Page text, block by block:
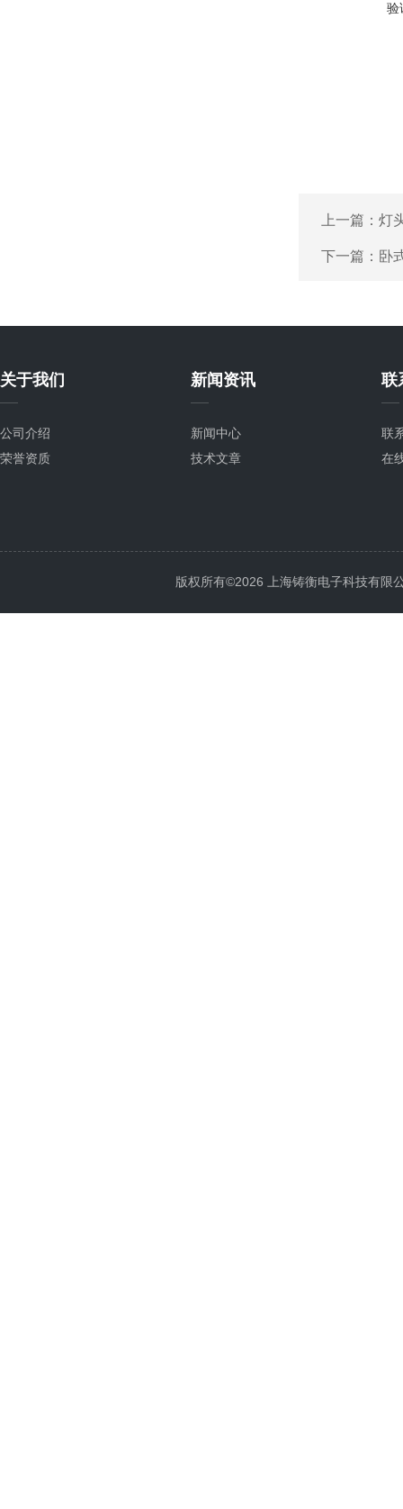
验
上一篇： 灯
下一篇： 卧
关于我们
公司介绍
荣誉资质
新闻资讯
新闻中心
技术文章
联
联
在
版权所有©2026 上海铸衡电子科技有